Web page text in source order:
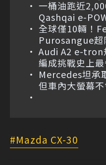
一桶油跑近
Qashqai e-
全球僅10輛！
Purosangue超
Audi A2 e-tron
編成挑戰史上最
Mercedes坦承
但車內大螢幕
Mazda CX-30